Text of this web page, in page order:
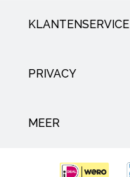
KLANTENSERVICE
PRIVACY
MEER